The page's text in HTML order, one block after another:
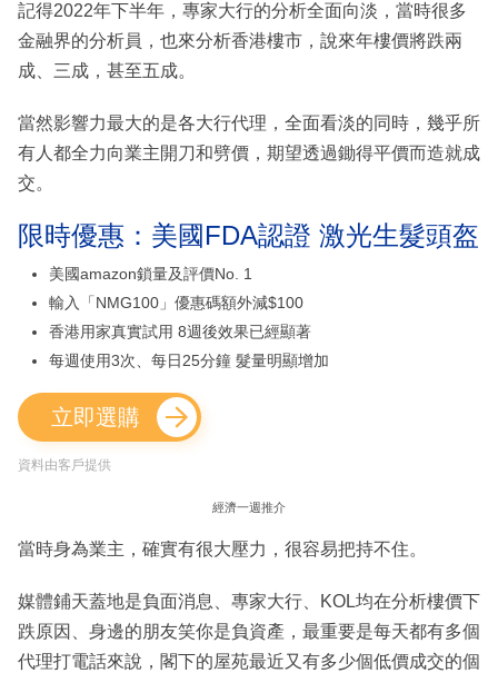
記得2022年下半年，專家大行的分析全面向淡，當時很多
金融界的分析員，也來分析香港樓市，說來年樓價將跌兩
成、三成，甚至五成。
當然影響力最大的是各大行代理，全面看淡的同時，幾乎所
有人都全力向業主開刀和劈價，期望透過鋤得平價而造就成
交。
限時優惠：美國FDA認證 激光生髮頭盔
美國amazon鎖量及評價No. 1
輸入「NMG100」優惠碼額外減$100
香港用家真實試用 8週後效果已經顯著
每週使用3次、每日25分鐘 髮量明顯增加
立即選購
資料由客戶提供
經濟一週推介
當時身為業主，確實有很大壓力，很容易把持不住。
媒體鋪天蓋地是負面消息、專家大行、KOL均在分析樓價下
跌原因、身邊的朋友笑你是負資產，最重要是每天都有多個
代理打電話來說，閣下的屋苑最近又有多少個低價成交的個